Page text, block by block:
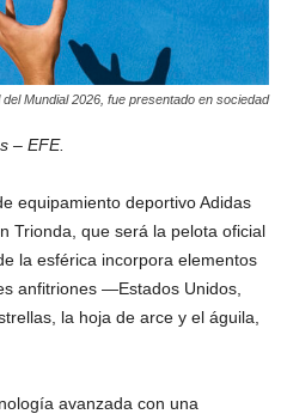
del Mundial 2026, fue presentado en sociedad
– EFE.
equipamiento deportivo Adidas
Trionda, que será la pelota oficial
la esférica incorpora elementos
anfitriones —Estados Unidos,
la hoja de arce y el águila,
avanzada con una